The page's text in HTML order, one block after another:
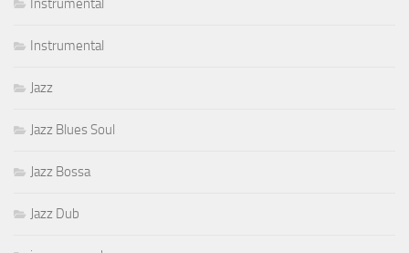
Instrumental
Instrumental
Jazz
Jazz Blues Soul
Jazz Bossa
Jazz Dub